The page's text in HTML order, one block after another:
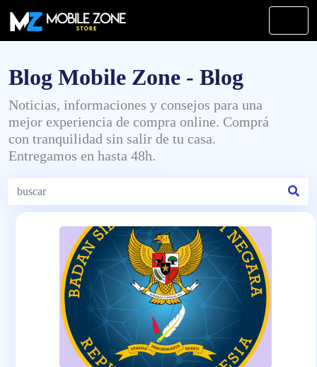
Blog Mobile Zone - Blog
Noticias, informaciones y consejos para una
mejor experiencia de compra online. Comprá
con tranquilidad sin salir de tu casa.
Entregamos en hasta 48h.